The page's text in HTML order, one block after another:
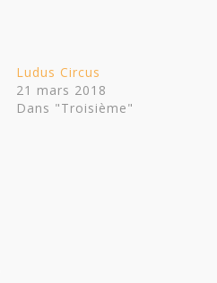
Ludus Circus
21 mars 2018
Dans "Troisième"